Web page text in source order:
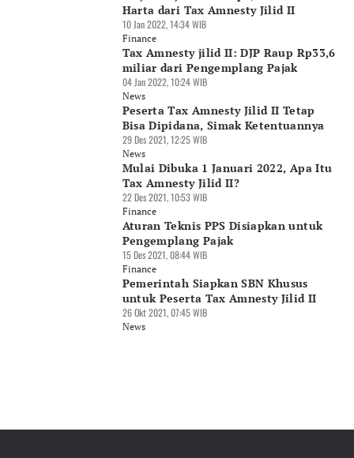
Harta dari Tax Amnesty Jilid II
10 Jan 2022, 14:34 WIB
Finance
Tax Amnesty jilid II: DJP Raup Rp33,6
miliar dari Pengemplang Pajak
04 Jan 2022, 10:24 WIB
News
Peserta Tax Amnesty Jilid II Tetap
Bisa Dipidana, Simak Ketentuannya
29 Des 2021, 12:25 WIB
News
Mulai Dibuka 1 Januari 2022, Apa Itu
Tax Amnesty Jilid II?
22 Des 2021, 10:53 WIB
Finance
Aturan Teknis PPS Disiapkan untuk
Pengemplang Pajak
15 Des 2021, 08:44 WIB
Finance
Pemerintah Siapkan SBN Khusus
untuk Peserta Tax Amnesty Jilid II
26 Okt 2021, 07:45 WIB
News